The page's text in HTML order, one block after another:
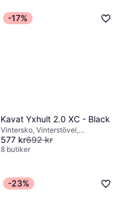
-17%
Kavat Yxhult 2.0 XC - Black
Vintersko, Vinterstövel,
Vinterkängor, Svart, Läder, Ull
577 kr692 kr
8 butiker
-23%